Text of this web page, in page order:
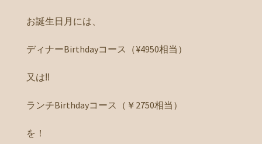
お誕生日月には、
ディナーBirthdayコース（¥4950相当）
又は‼️
ランチBirthdayコース（￥2750相当）
を！